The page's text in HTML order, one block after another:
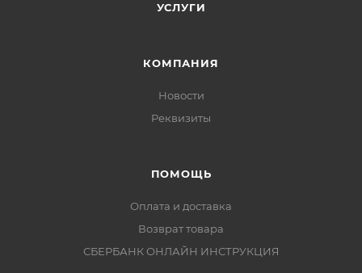
УСЛУГИ
КОМПАНИЯ
Новости
Реквизиты
ПОМОЩЬ
Оплата и доставка
Возврат товара
СБЕРБАНК ОНЛАЙН ИНСТРУКЦИЯ